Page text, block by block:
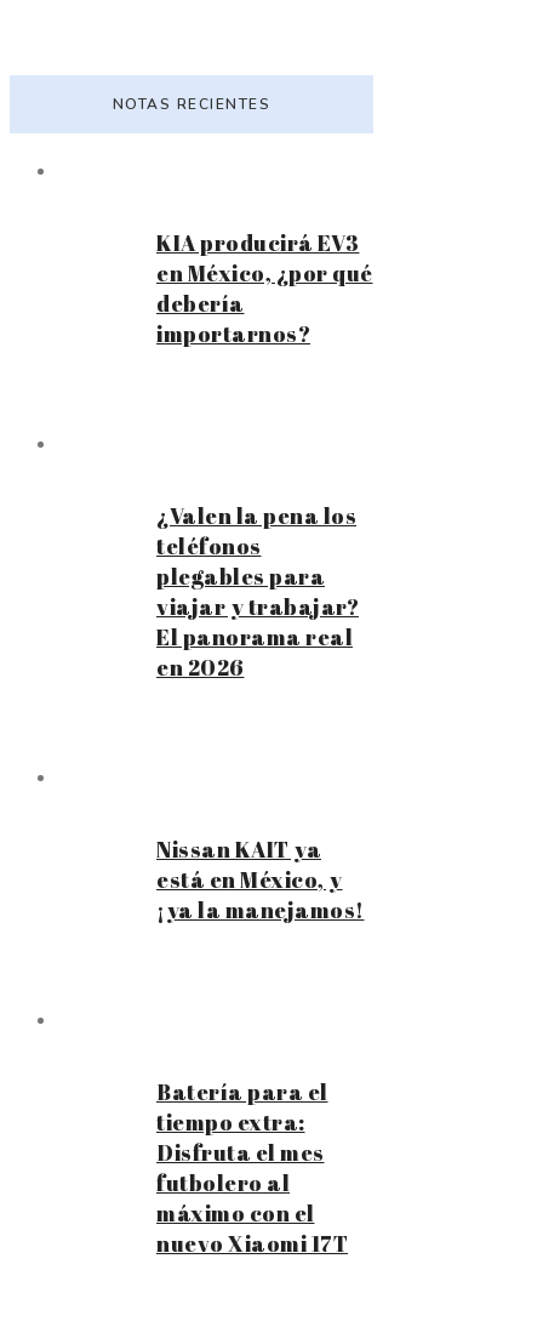
NOTAS RECIENTES
KIA producirá EV3
en México, ¿por qué
debería
importarnos?
¿Valen la pena los
teléfonos
plegables para
viajar y trabajar?
El panorama real
en 2026
Nissan KAIT ya
está en México, y
¡ya la manejamos!
Batería para el
tiempo extra:
Disfruta el mes
futbolero al
máximo con el
nuevo Xiaomi 17T